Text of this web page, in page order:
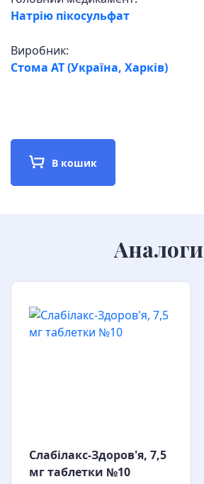
Натрію пікосульфат
Виробник:
Стома АТ (Україна, Харків)
В кошик
Аналоги
Слабілакс-Здоров'я, 7,5
мг таблетки №10